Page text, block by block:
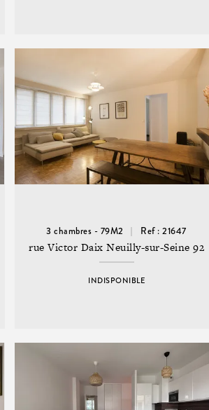
3 chambres - 79M2 Ref : 21647
rue Victor Daix Neuilly-sur-Seine 92
INDISPONIBLE